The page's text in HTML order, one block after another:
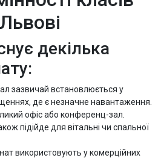
декілька
зазвичай встановлюється у
де є незначне навантаження.
офіс або конференц-зал.
підійде для вітальні чи спальної
використовують у комерційних